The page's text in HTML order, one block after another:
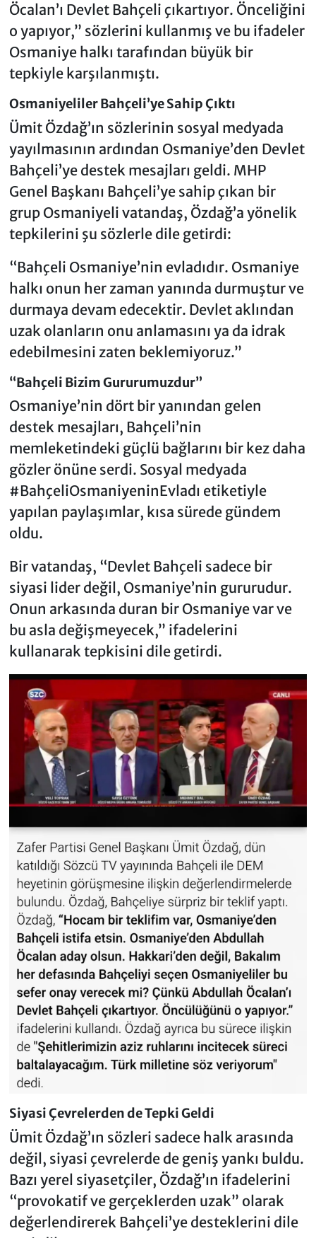
Öcalan’ı Devlet Bahçeli çıkartıyor. Önceliğini
o yapıyor,” sözlerini kullanmış ve bu ifadeler
Osmaniye halkı tarafından büyük bir
tepkiyle karşılanmıştı.
Osmaniyeliler Bahçeli’ye Sahip Çıktı
Ümit Özdağ’ın sözlerinin sosyal medyada
yayılmasının ardından Osmaniye’den Devlet
Bahçeli’ye destek mesajları geldi. MHP
Genel Başkanı Bahçeli’ye sahip çıkan bir
grup Osmaniyeli vatandaş, Özdağ’a yönelik
tepkilerini şu sözlerle dile getirdi:
“Bahçeli Osmaniye’nin evladıdır. Osmaniye
halkı onun her zaman yanında durmuştur ve
durmaya devam edecektir. Devlet aklından
uzak olanların onu anlamasını ya da idrak
edebilmesini zaten beklemiyoruz.”
“Bahçeli Bizim Gururumuzdur”
Osmaniye’nin dört bir yanından gelen
destek mesajları, Bahçeli’nin
memleketindeki güçlü bağlarını bir kez daha
gözler önüne serdi. Sosyal medyada
#BahçeliOsmaniyeninEvladı etiketiyle
yapılan paylaşımlar, kısa sürede gündem
oldu.
Bir vatandaş, “Devlet Bahçeli sadece bir
siyasi lider değil, Osmaniye’nin gururudur.
Onun arkasında duran bir Osmaniye var ve
bu asla değişmeyecek,” ifadelerini
kullanarak tepkisini dile getirdi.
Siyasi Çevrelerden de Tepki Geldi
Ümit Özdağ’ın sözleri sadece halk arasında
değil, siyasi çevrelerde de geniş yankı buldu.
Bazı yerel siyasetçiler, Özdağ’ın ifadelerini
“provokatif ve gerçeklerden uzak” olarak
değerlendirerek Bahçeli’ye desteklerini dile